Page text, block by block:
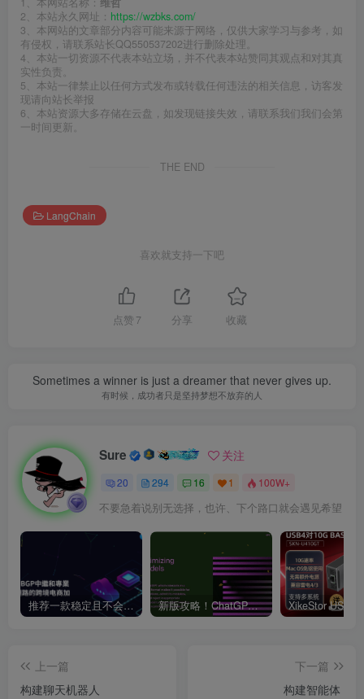
2、本站永久网址： https://wzbks.com/
3、本网站的文章部分内容可能来源于网络，仅供大家学习与参考，如
有侵权，请联系站长QQ550537202进行删除处理。
4、本站一切资源不代表本站立场，并不代表本站赞同其观点和对其真
实性负责。
5、本站一律禁止以任何方式发布或转载任何违法的相关信息，访客发
现请向站长举报
6、本站资源大多存储在云盘，如发现链接失效，请联系我们我们会第
一时间更新。
THE END
LangChain
喜欢就支持一下吧
点赞 7 分享 收藏
Sometimes a winner is just a dreamer that never gives up.
有时候，成功者只是坚持梦想不放弃的人
Sure 关注
20 294 16 1 100W+
不要急着说别无选择，也许、下个路口就会遇见希望
推荐一款稳定且不会跑路的VPN支持4K【VPN】 新版攻略！ChatGPT注册流程，超详细基础教程！【ChatGPT】
上一篇
构建聊天机器人 ​
下一篇
构建智能体 ​